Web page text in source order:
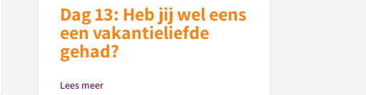
Dag 13: Heb jij wel eens
een vakantieliefde
gehad?
Lees meer